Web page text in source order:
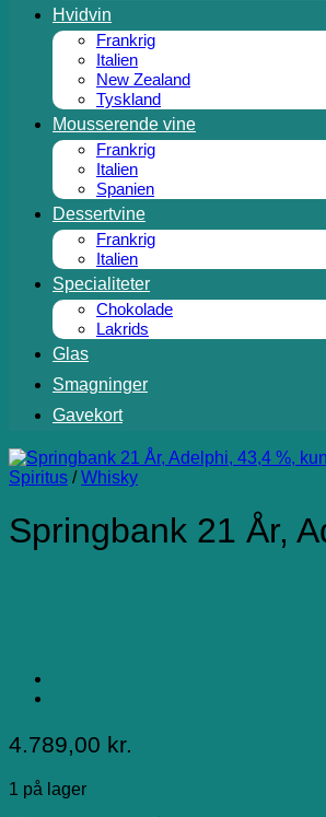
Hvidvin
Frankrig
Italien
New Zealand
Tyskland
Mousserende vine
Frankrig
Italien
Spanien
Dessertvine
Frankrig
Italien
Specialiteter
Chokolade
Lakrids
Glas
Smagninger
Gavekort
Spiritus / Whisky
Springbank 21 År,
4.789,00 kr.
1 på lager